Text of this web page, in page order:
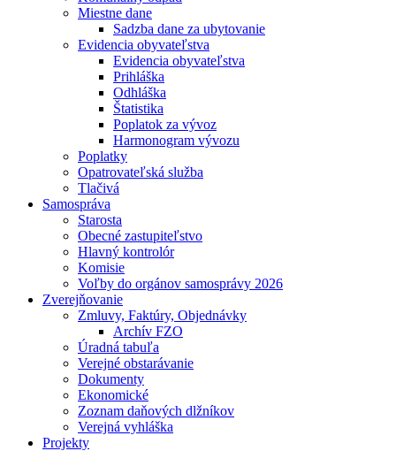
Miestne dane
Sadzba dane za ubytovanie
Evidencia obyvateľstva
Evidencia obyvateľstva
Prihláška
Odhláška
Štatistika
Poplatok za vývoz
Harmonogram vývozu
Poplatky
Opatrovateľská služba
Tlačivá
Samospráva
Starosta
Obecné zastupiteľstvo
Hlavný kontrolór
Komisie
Voľby do orgánov samosprávy 2026
Zverejňovanie
Zmluvy, Faktúry, Objednávky
Archív FZO
Úradná tabuľa
Verejné obstarávanie
Dokumenty
Ekonomické
Zoznam daňových dlžníkov
Verejná vyhláška
Projekty